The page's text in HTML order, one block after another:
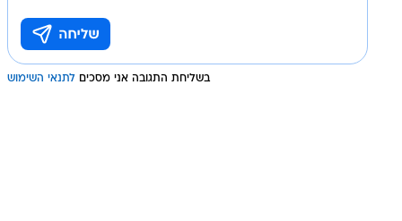
בשליחת התגובה אני מסכים לתנאי השימוש